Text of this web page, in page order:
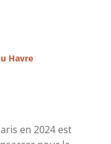
Havre
en 2024 est